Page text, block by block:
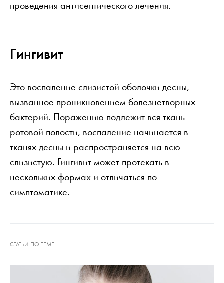
проведения антисептического лечения.
Гингивит
Это воспаление слизистой оболочки десны,
вызванное проникновением болезнетворных
бактерий. Поражению подлежит вся ткань
ротовой полости, воспаление начинается в
тканях десны и распространяется на всю
слизистую. Гингивит может протекать в
нескольких формах и отличаться по
симптоматике.